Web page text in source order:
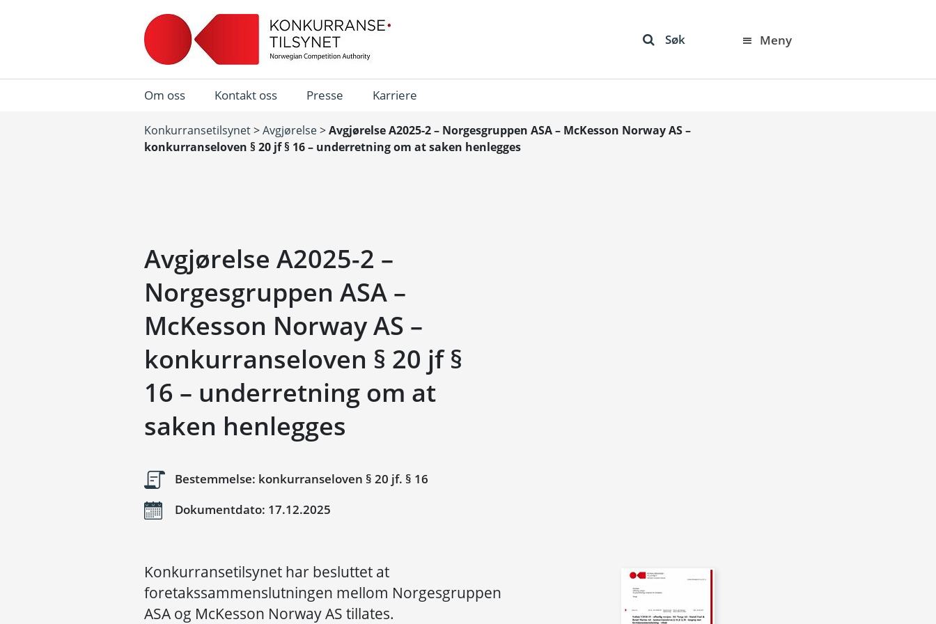
Søk Meny
Om oss Kontakt oss Presse Karriere
Konkurransetilsynet>Avgjørelse>Avgjørelse A2025-2 – Norgesgruppen ASA – McKesson Norway AS –
konkurranseloven § 20 jf § 16 – underretning om at saken henlegges
Avgjørelse A2025-2 –
Norgesgruppen ASA –
McKesson Norway AS –
konkurranseloven § 20 jf §
16 – underretning om at
saken henlegges
Bestemmelse: konkurranseloven § 20 jf. § 16
Dokumentdato: 17.12.2025
Konkurransetilsynet har besluttet at
foretakssammenslutningen mellom Norgesgruppen
ASA og McKesson Norway AS tillates.